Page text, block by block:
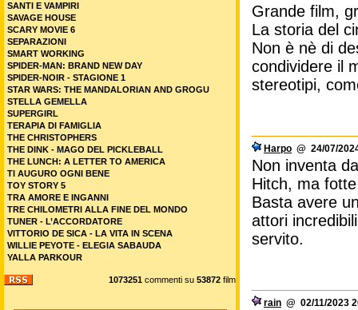
Grande film,
La storia del
Non è nè di
condividere il
stereotipi,
Harpo @ 24/07/
Non inventa
Hitch, ma
Basta avere
attori
servito.
rain @ 02/11/2023
SANTI E VAMPIRI
SAVAGE HOUSE
SCARY MOVIE 6
SEPARAZIONI
SMART WORKING
SPIDER-MAN: BRAND NEW DAY
SPIDER-NOIR - STAGIONE 1
STAR WARS: THE MANDALORIAN AND GROGU
STELLA GEMELLA
SUPERGIRL
TERAPIA DI FAMIGLIA
THE CHRISTOPHERS
THE DINK - MAGO DEL PICKLEBALL
THE LUNCH: A LETTER TO AMERICA
TI AUGURO OGNI BENE
TOY STORY 5
TRA AMORE E INGANNI
TRE CHILOMETRI ALLA FINE DEL MONDO
TUNER - L’ACCORDATORE
VITTORIO DE SICA - LA VITA IN SCENA
WILLIE PEYOTE - ELEGIA SABAUDA
YALLA PARKOUR
1073251 commenti su 53872 film